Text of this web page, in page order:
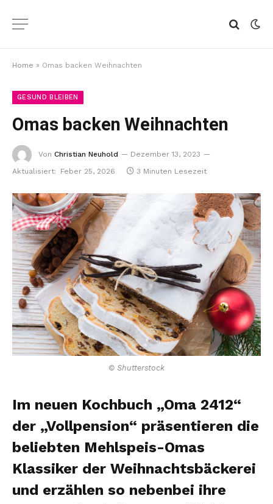
Home » Omas backen Weihnachten
GESUND BLEIBEN
Omas backen Weihnachten
Von Christian Neuhold
Dezember 13, 2023
Aktualisiert:
Feber 25, 2026 3 Minuten Lesezeit
© Shutterstock
Im neuen Kochbuch „Oma 2412“
der „Vollpension“ präsentieren die
beliebten Mehlspeis-Omas
Klassiker der Weihnachtsbäckerei
und erzählen so nebenbei ihre